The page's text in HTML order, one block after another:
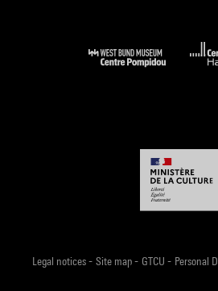
Legal notices- Site map- GTCU - Personal